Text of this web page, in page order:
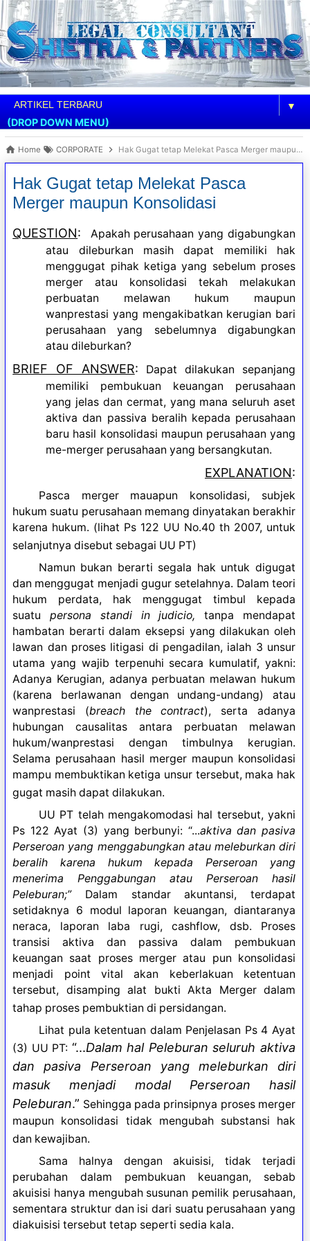
▼
(DROP DOWN MENU)
Home CORPORATE Hak Gugat tetap Melekat Pasca Merger maupun Konsolidasi
Hak Gugat tetap Melekat Pasca
Merger maupun Konsolidasi
QUESTION: Apakah perusahaan yang digabungkan
atau dileburkan masih dapat memiliki hak
menggugat pihak ketiga yang sebelum proses
merger atau konsolidasi tekah melakukan
perbuatan melawan hukum maupun
wanprestasi yang mengakibatkan kerugian bari
perusahaan yang sebelumnya digabungkan
atau dileburkan?
BRIEF OF ANSWER:
Dapat dilakukan sepanjang
memiliki pembukuan keuangan perusahaan
yang jelas dan cermat, yang mana seluruh aset
aktiva dan passiva beralih kepada perusahaan
baru hasil konsolidasi maupun perusahaan yang
me-merger perusahaan yang bersangkutan.
EXPLANATION:
Pasca merger mauapun konsolidasi, subjek
hukum suatu perusahaan memang dinyatakan berakhir
karena hukum. (lihat Ps 122 UU No.40 th 2007, untuk
selanjutnya disebut sebagai UU PT)
Namun bukan berarti segala hak untuk digugat
dan menggugat menjadi gugur setelahnya. Dalam teori
hukum perdata, hak menggugat timbul kepada
suatu
persona standi in judicio,
tanpa mendapat
hambatan berarti dalam eksepsi yang dilakukan oleh
lawan dan proses litigasi di pengadilan, ialah 3 unsur
utama yang wajib terpenuhi secara kumulatif, yakni:
Adanya Kerugian, adanya perbuatan melawan hukum
(karena berlawanan dengan undang-undang) atau
wanprestasi (breach the contract), serta adanya
hubungan causalitas antara perbuatan melawan
hukum/wanprestasi dengan timbulnya kerugian.
Selama perusahaan hasil merger maupun konsolidasi
mampu membuktikan ketiga unsur tersebut, maka hak
gugat masih dapat dilakukan.
UU PT telah mengakomodasi hal tersebut, yakni
Ps 122 Ayat (3) yang berbunyi: “...aktiva dan pasiva
Perseroan yang menggabungkan atau meleburkan diri
beralih karena hukum kepada Perseroan yang
menerima Penggabungan atau Perseroan hasil
Peleburan;”
Dalam standar akuntansi, terdapat
setidaknya 6 modul laporan keuangan, diantaranya
neraca, laporan laba rugi, cashflow, dsb. Proses
transisi aktiva dan passiva dalam pembukuan
keuangan saat proses merger atau pun konsolidasi
menjadi point vital akan keberlakuan ketentuan
tersebut, disamping alat bukti Akta Merger dalam
tahap proses pembuktian di persidangan.
Lihat pula ketentuan dalam Penjelasan Ps 4 Ayat
(3) UU PT: “...Dalam hal Peleburan seluruh aktiva
dan pasiva Perseroan yang meleburkan diri
masuk menjadi modal Perseroan hasil
Peleburan.” Sehingga pada prinsipnya proses merger
maupun konsolidasi tidak mengubah substansi hak
dan kewajiban.
Sama halnya dengan akuisisi, tidak terjadi
perubahan dalam pembukuan keuangan, sebab
akuisisi hanya mengubah susunan pemilik perusahaan,
sementara struktur dan isi dari suatu perusahaan yang
diakuisisi tersebut tetap seperti sedia kala.